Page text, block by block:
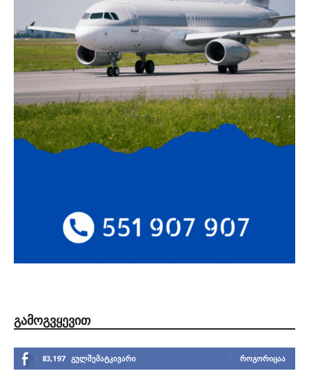
ᲒᲐᲛᲝᲒᲕᲧᲔᲕᲘᲗ
83,197 გულშემატკივარი ᲠᲝᲒᲝᲠᲘᲪᲐᲐ